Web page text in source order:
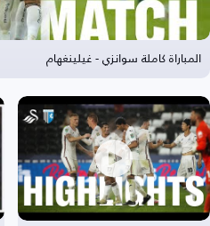
المباراة كاملة سوانزي - غيلينغهام